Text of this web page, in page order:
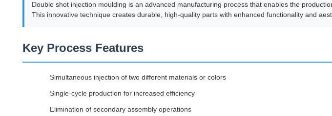
Double shot injection moulding is an advanced manufacturing process that enables the
This innovative technique creates durable, high-quality parts with enhanced functionality and
Key Process Features
Simultaneous injection of two different materials or colors
Single-cycle production for increased efficiency
Elimination of secondary assembly operations